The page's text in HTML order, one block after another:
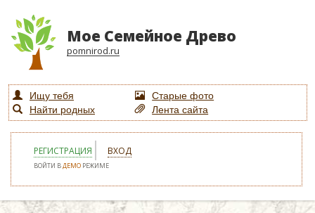
Мое Семейное Древо
pomnirod.ru
Ищу тебя
Старые фото
Найти родных
Лента сайта
РЕГИСТРАЦИЯ ВХОД
ВОЙТИ ВДЕМО РЕЖИМЕ